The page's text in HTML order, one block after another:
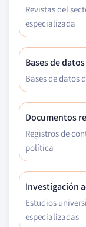
Revistas del
especializada
Bases de
Bases de datos
Documentos
Registros de
política
Investigación
Estudios
especializadas